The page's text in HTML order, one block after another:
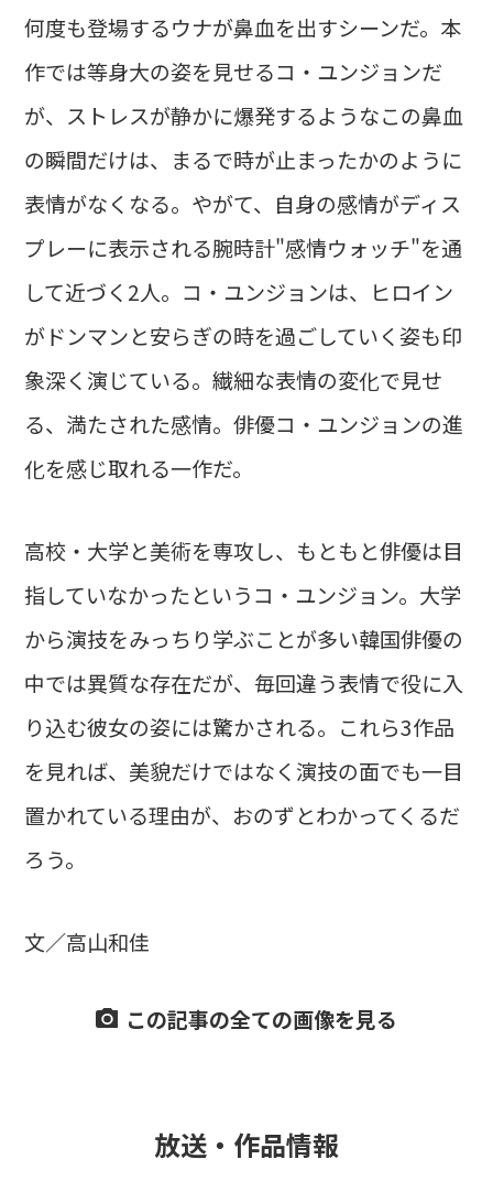
何度も登場するウナが鼻血を出すシーンだ。本
作では等身大の姿を見せるコ・ユンジョンだ
が、ストレスが静かに爆発するようなこの鼻血
の瞬間だけは、まるで時が止まったかのように
表情がなくなる。やがて、自身の感情がディス
プレーに表示される腕時計"感情ウォッチ"を通
して近づく2人。コ・ユンジョンは、ヒロイン
がドンマンと安らぎの時を過ごしていく姿も印
象深く演じている。繊細な表情の変化で見せ
る、満たされた感情。俳優コ・ユンジョンの進
化を感じ取れる一作だ。
高校・大学と美術を専攻し、もともと俳優は目
指していなかったというコ・ユンジョン。大学
から演技をみっちり学ぶことが多い韓国俳優の
中では異質な存在だが、毎回違う表情で役に入
り込む彼女の姿には驚かされる。これら3作品
を見れば、美貌だけではなく演技の面でも一目
置かれている理由が、おのずとわかってくるだ
ろう。
文／高山和佳
この記事の全ての画像を見る
放送・作品情報